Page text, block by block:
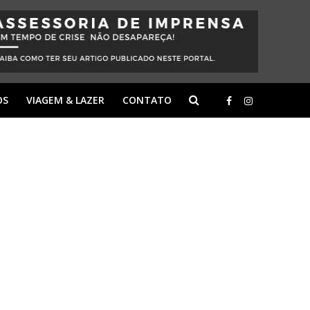
VIAGEM & LAZER CONTATO